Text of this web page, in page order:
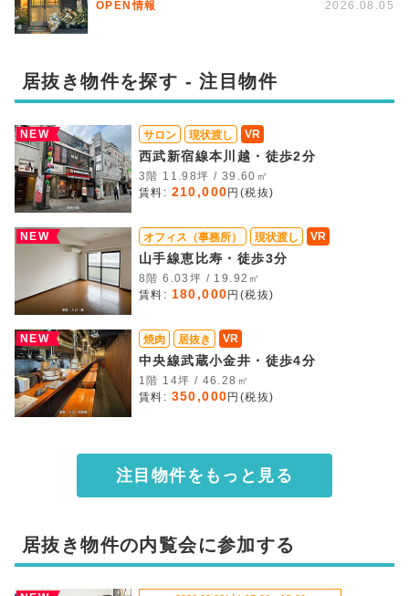
OPEN情報 2026.08.05
居抜き物件を探す - 注目物件
NEW サロン 現状渡し VR
西武新宿線本川越・徒歩2分
3階 11.98坪 / 39.60㎡
賃料: 210,000 円(税抜)
NEW オフィス（事務所） 現状渡し VR
山手線恵比寿・徒歩3分
8階 6.03坪 / 19.92㎡
賃料: 180,000 円(税抜)
NEW 焼肉 居抜き VR
中央線武蔵小金井・徒歩4分
1階 14坪 / 46.28㎡
賃料: 350,000 円(税抜)
注目物件をもっと見る
居抜き物件の内覧会に参加する